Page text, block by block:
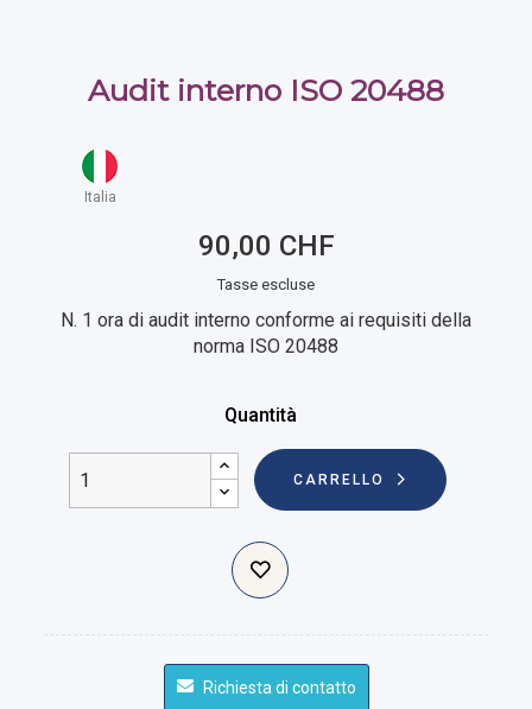
Audit interno ISO 20488
Italia
90,00 CHF
Tasse escluse
N. 1 ora di audit interno conforme ai requisiti della
norma ISO 20488
Quantità
CARRELLO
Richiesta di contatto